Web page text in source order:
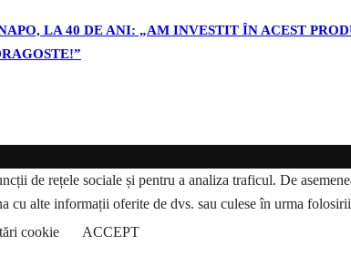
LA 40 DE ANI: „AM INVESTIT ÎN ACEST
de rețele sociale și pentru a analiza traficul. De
alte informații oferite de dvs. sau culese în urma
cookie ACCEPT